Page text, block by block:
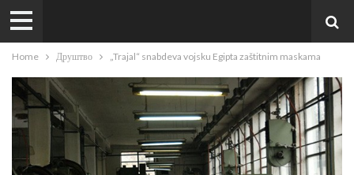
Home Друштво „Trajal“ snabdeva vojsku Egipta zaštitnim maskama